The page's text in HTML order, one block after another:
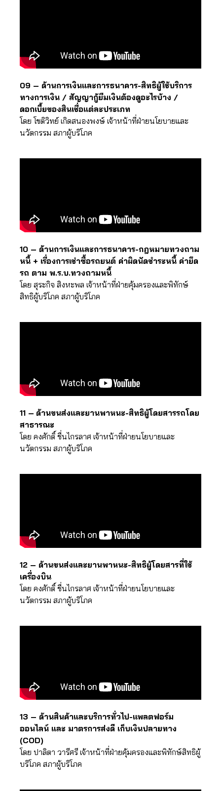
09 – ด้านการเงินและการธนาคาร-สิทธิผู้ใช้บริการ
ทางการเงิน / สัญญากู้ยืมเงินต้องดูอะไรบ้าง /
ดอกเบี้ยของสินเชื่อแต่ละประเภท
โดย โชติวิทย์ เกิดสนองพงษ์ เจ้าหน้าที่ฝ่ายนโยบายและ
นวัตกรรม สภาผู้บริโภค
10 – ด้านการเงินและการธนาคาร-กฎหมายทวงถาม
หนี้ + เรื่องการเช่าซื้อรถยนต์ ค่าผิดนัดชำระหนี้ ค่ายึด
รถ ตาม พ.ร.บ.ทวงถามหนี้
โดย สุระกิจ สิงหะพล เจ้าหน้าที่ฝ่ายคุ้มครองและพิทักษ์
สิทธิผู้บริโภค สภาผู้บริโภค
11 – ด้านขนส่งและยานพาหนะ-สิทธิผู้โดยสารรถโดย
สาธารณะ
โดย คงศักดิ์ ชื่นไกรลาศ เจ้าหน้าที่ฝ่ายนโยบายและ
นวัตกรรม สภาผู้บริโภค
12 – ด้านขนส่งและยานพาหนะ-สิทธิผู้โดยสารที่ใช้
เครื่องบิน
โดย คงศักดิ์ ชื่นไกรลาศ เจ้าหน้าที่ฝ่ายนโยบายและ
นวัตกรรม สภาผู้บริโภค
13 – ด้านสินค้าและบริการทั่วไป-แพลตฟอร์ม
ออนไลน์ และ มาตรการส่งดี เก็บเงินปลายทาง
(COD)
โดย ปาลิตา วารีศรี เจ้าหน้าที่ฝ่ายคุ้มครองและพิทักษ์สิทธิผู้
บริโภค สภาผู้บริโภค